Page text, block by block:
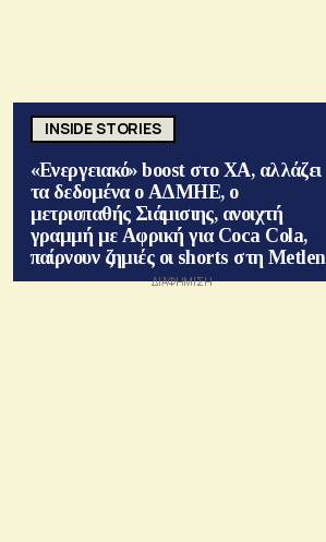
INSIDE STORIES
«Ενεργειακό» boost στο ΧΑ, αλλάζει
τα δεδομένα ο ΑΔΜΗΕ, ο
μετριοπαθής Σιάμισιης, ανοιχτή
γραμμή με Αφρική για Coca Cola,
παίρνουν ζημιές οι shorts στη Metlen